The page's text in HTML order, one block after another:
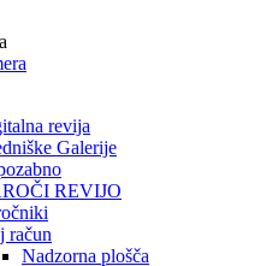
revija
Galerije
REVIJO
račun
Nadzorna plošča